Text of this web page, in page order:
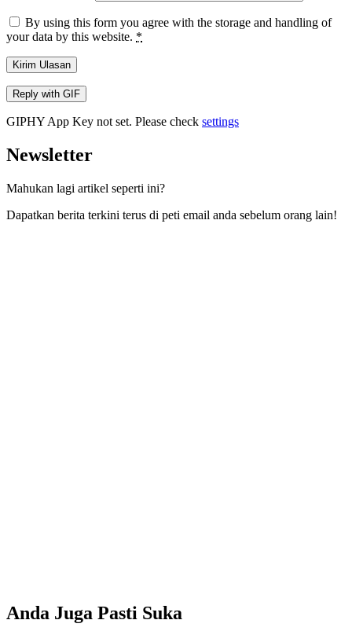
By using this form you agree with the storage and handling of
your data by this website. *
Kirim Ulasan
Reply with GIF
GIPHY App Key not set. Please check settings
Newsletter
Mahukan lagi artikel seperti ini?
Dapatkan berita terkini terus di peti email anda sebelum orang lain!
Anda Juga Pasti Suka